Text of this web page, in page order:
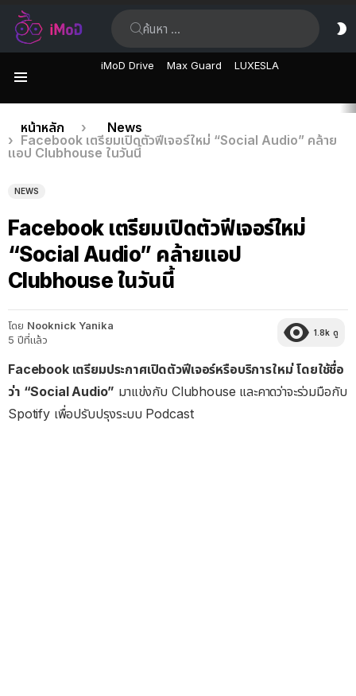
iMoD Drive Max Guard LUXESLA
เรื่อง
ล่าสุด
คุณอยู่ที่นี่:
หน้าหลัก
News
Facebook เตรียมเปิดตัวฟีเจอร์ใหม่ “Social Audio” คล้าย
แอป Clubhouse ในวันนี้
NEWS
Facebook เตรียมเปิดตัวฟีเจอร์ใหม่
“Social Audio” คล้ายแอป
Clubhouse ในวันนี้
โดย Nooknick Yanika
5 ปีที่แล้ว
1.8k ดู
Facebook เตรียมประกาศเปิดตัวฟีเจอร์หรือบริการใหม่ โดยใช้ชื่อ
ว่า “Social Audio” มาแข่งกับ Clubhouse และคาดว่าจะร่วมมือกับ
Spotify เพื่อปรับปรุงระบบ Podcast